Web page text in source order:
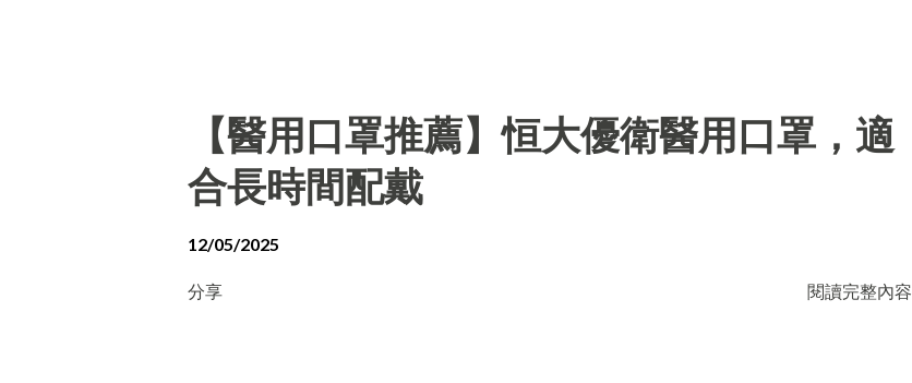
【醫用口罩推薦】恒大優衛醫用口罩，適
合長時間配戴
12/05/2025
分享 閱讀完整內容